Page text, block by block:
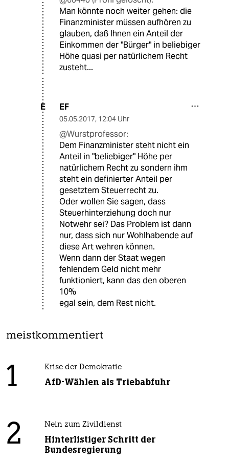
Man könnte noch weiter gehen: die
Finanzminister müssen aufhören zu
glauben, daß Ihnen ein Anteil der
Einkommen der "Bürger" in beliebiger
Höhe quasi per natürlichem Recht
zusteht...
E EF
05.05.2017, 12:04 Uhr
@Wurstprofessor:
Dem Finanzminister steht nicht ein
Anteil in "beliebiger" Höhe per
natürlichem Recht zu sondern ihm
steht ein definierter Anteil per
gesetztem Steuerrecht zu.
Oder wollen Sie sagen, dass
Steuerhinterziehung doch nur
Notwehr sei? Das Problem ist dann
nur, dass sich nur Wohlhabende auf
diese Art wehren können.
Wenn dann der Staat wegen
fehlendem Geld nicht mehr
funktioniert, kann das den oberen
10%
egal sein, dem Rest nicht.
meistkommentiert
1 Krise der Demokratie
AfD-Wählen als Triebabfuhr
2 Nein zum Zivildienst
Hinterlistiger Schritt der
Bundesregierung